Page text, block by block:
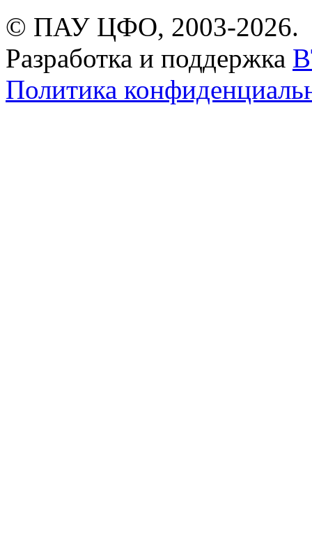
© ПАУ ЦФО, 2003-2026.
Разработка и поддержка
Политика